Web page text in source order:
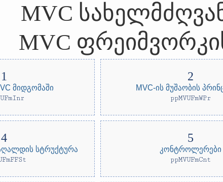
MVC
MVC
მიდგომაში MVC-ის მუშაობის
ppMVUFmWPr
სტრუქტურა კონტროლერები
ppMVUFmCnt